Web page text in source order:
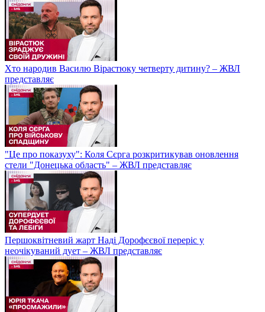
Хто народив Василю Вірастюку четверту дитину? – ЖВЛ
представляє
"Це про показуху": Коля Сєрга розкритикував оновлення
стели "Донецька область" – ЖВЛ представляє
Першоквітневий жарт Наді Дорофєєвої переріс у
неочікуваний дует – ЖВЛ представляє